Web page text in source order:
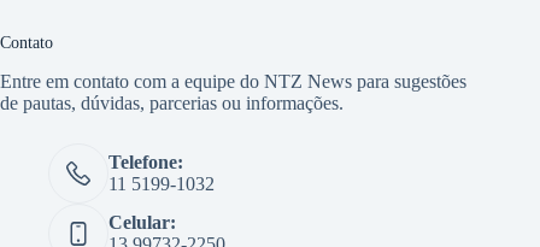
Contato
Entre em contato com a equipe do NTZ News para sugestões
de pautas, dúvidas, parcerias ou informações.
Telefone:
11 5199-1032
Celular: